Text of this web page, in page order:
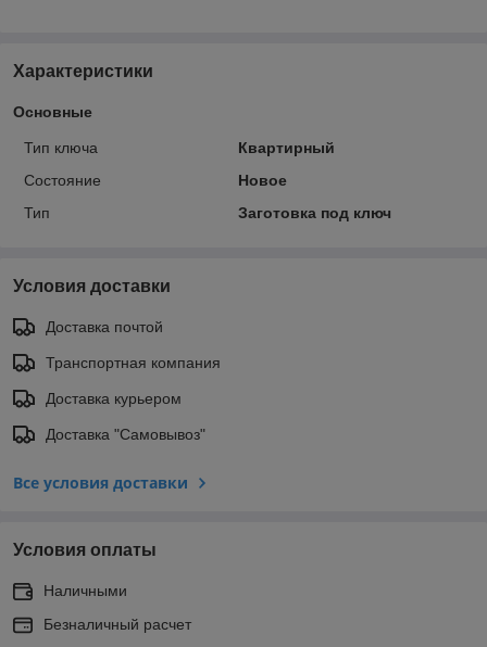
Характеристики
Основные
Тип ключа
Квартирный
Состояние
Новое
Тип
Заготовка под ключ
Условия доставки
Доставка почтой
Транспортная компания
Доставка курьером
Доставка "Самовывоз"
Все условия доставки
Условия оплаты
Наличными
Безналичный расчет